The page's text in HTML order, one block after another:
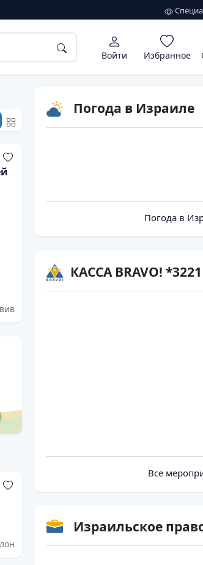
Войти Избранное
Погода в Израиле
Погода в
КАССА BRAVO! *3221
Все
Израильское